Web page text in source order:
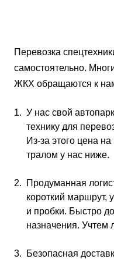
Перевозка
самостоятельно.
ЖКХ обращаются к
У нас свой
технику для
Из-за этого цена
тралом у нас ниже.
Продуманная
короткий маршрут,
и пробки. Быстро
назначения. Учтем
Безопасная